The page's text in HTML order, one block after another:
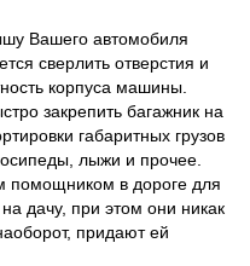
Вашего автомобиля
сверлить отверстия и
корпуса машины.
закрепить багажник на
габаритных грузов
лыжи и прочее.
помощником в дороге для
дачу, при этом они никак
придают ей